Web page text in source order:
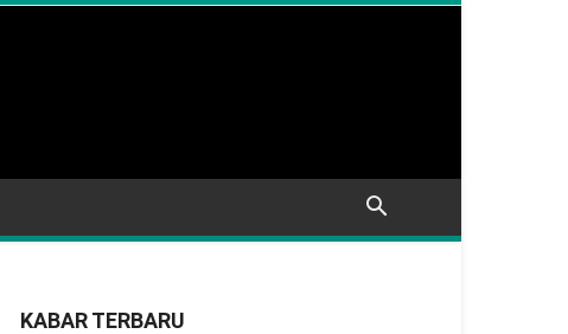
KABAR TERBARU